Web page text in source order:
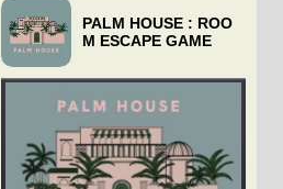
PALM HOUSE : ROO
M ESCAPE GAME